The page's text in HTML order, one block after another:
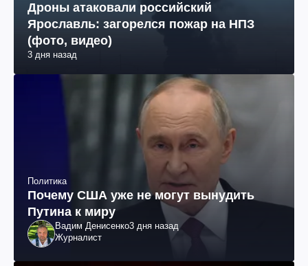
Дроны атаковали российский
Ярославль: загорелся пожар на НПЗ
(фото, видео)
3 дня назад
Политика
Почему США уже не могут вынудить
Путина к миру
Вадим Денисенко3 дня назад
Журналист